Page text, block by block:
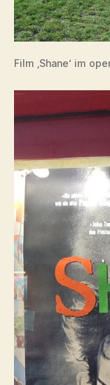
Film ‚Shane‘ im